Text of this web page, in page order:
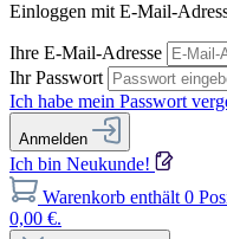
Einloggen mit E-Mail-
Ihre E-Mail-Adresse
Ihr Passwort
Ich habe mein Passwort
Anmelden
Ich bin Neukunde!
Warenkorb enthält 0
0,00 €.